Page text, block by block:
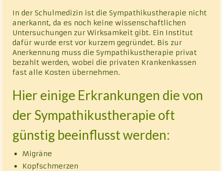
In der Schulmedizin ist die Sympathikustherapie nicht
anerkannt, da es noch keine wissenschaftlichen
Untersuchungen zur Wirksamkeit gibt. Ein Institut
dafür wurde erst vor kurzem gegründet. Bis zur
Anerkennung muss die Sympathikustherapie privat
bezahlt werden, wobei die privaten Krankenkassen
fast alle Kosten übernehmen.
Hier einige Erkrankungen die von
der Sympathikustherapie oft
günstig beeinflusst werden:
Migräne
Kopfschmerzen